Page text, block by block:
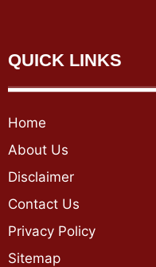
QUICK LINKS
Home
About Us
Disclaimer
Contact Us
Privacy Policy
Sitemap